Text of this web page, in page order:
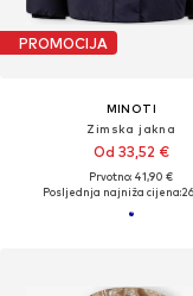
PROMOCIJA
MINOTI
Zimska jakna
Od 33,52 €
Prvotno: 41,90 €
Posljednja najniža cijena: